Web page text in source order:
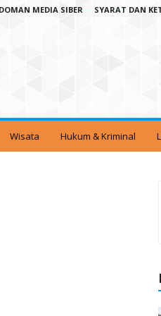
MEDIA SIBER SYARAT DAN
Wisata Hukum & Kriminal